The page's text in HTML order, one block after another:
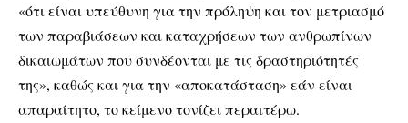
«ότι είναι υπεύθυνη για την πρόληψη και τον μετριασμό
των παραβιάσεων και καταχρήσεων των ανθρωπίνων
δικαιωμάτων που συνδέονται με τις δραστηριότητές
της», καθώς και για την «αποκατάσταση» εάν είναι
απαραίτητο, το κείμενο τονίζει περαιτέρω.